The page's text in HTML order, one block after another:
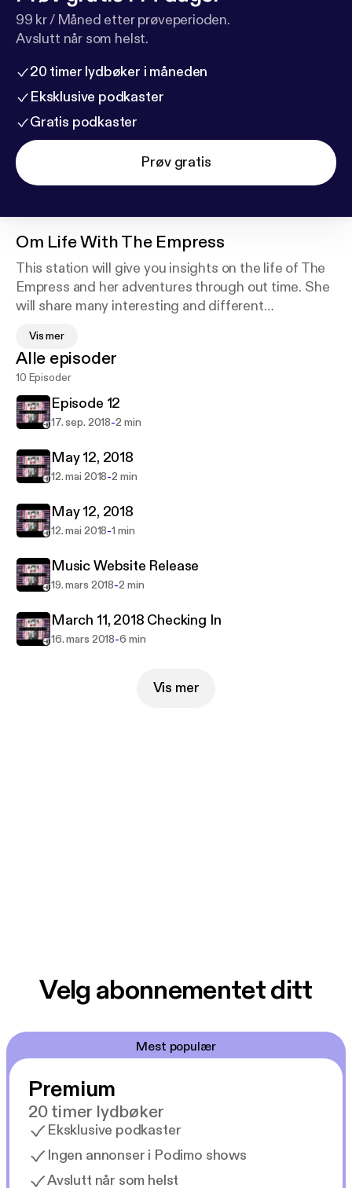
99 kr / Måned etter prøveperioden.
Avslutt når som helst.
20 timer lydbøker i måneden
Eksklusive podkaster
Gratis podkaster
Prøv gratis
Om Life With The Empress
This station will give you insights on the life of The
Empress and her adventures through out time. She
will share many interesting and different
will be an adventure you don’t want to miss! Support
this podcast:https://anchor.fm/the-empress/suppor
t
Vis mer
Alle episoder
10 Episoder
Episode 12
17. sep. 2018-2 min
May 12, 2018
12. mai 2018-2 min
May 12, 2018
12. mai 2018-1 min
Music Website Release
19. mars 2018-2 min
March 11, 2018 Checking In
16. mars 2018-6 min
Vis mer
Velg abonnementet ditt
Mest populær
Premium
20 timer lydbøker
Eksklusive podkaster
Ingen annonser i Podimo shows
Avslutt når som helst